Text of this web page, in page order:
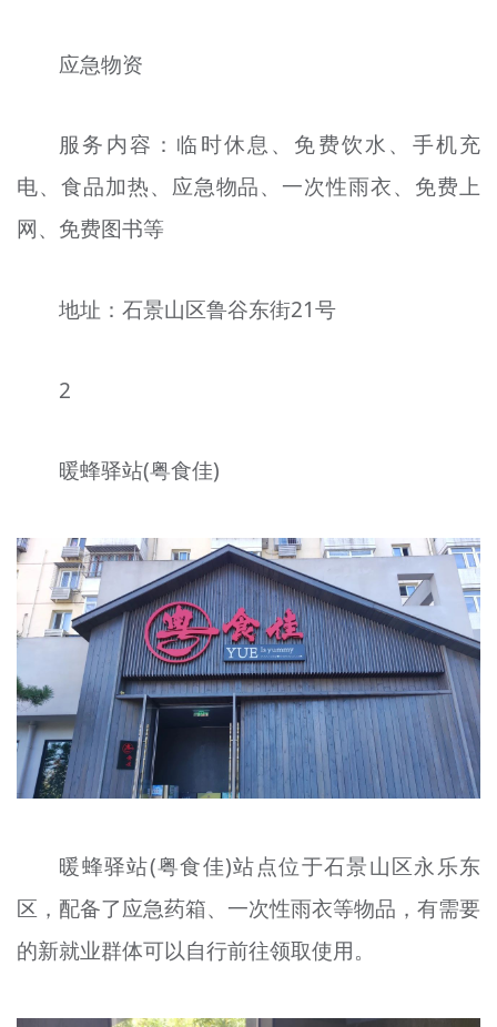
应急物资
服务内容：临时休息、免费饮水、手机充
电、食品加热、应急物品、一次性雨衣、免费上
网、免费图书等
地址：石景山区鲁谷东街21号
2
暖蜂驿站(粤食佳)
暖蜂驿站(粤食佳)站点位于石景山区永乐东
区，配备了应急药箱、一次性雨衣等物品，有需要
的新就业群体可以自行前往领取使用。